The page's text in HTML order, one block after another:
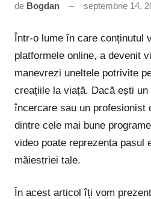
de Bogdan septembrie 14,
Într-o lume în care conținutul
platformele online, a devenit
manevrezi uneltele potrivite
creațiile la viață. Dacă ești
încercare sau un profesionist
dintre cele mai bune
video poate reprezenta pasul
măiestriei tale.
În acest articol îți vom